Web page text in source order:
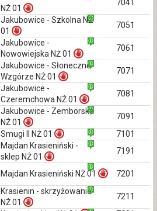
NŻ 01
7041
Jakubowice - Szkolna NŻ
01
7051
Jakubowice -
Nowowiejska NŻ 01
7061
Jakubowice - Słoneczne
Wzgórze NŻ 01
7071
Jakubowice -
Czeremchowa NŻ 01
7081
Jakubowice - Zemborska
NŻ 01
7091
Smugi II NŻ 01
7101
Majdan Krasieniński -
sklep NŻ 01
7191
Majdan Krasieniński NŻ 01 7201
Krasienin - skrzyżowanie
NŻ 01
7211